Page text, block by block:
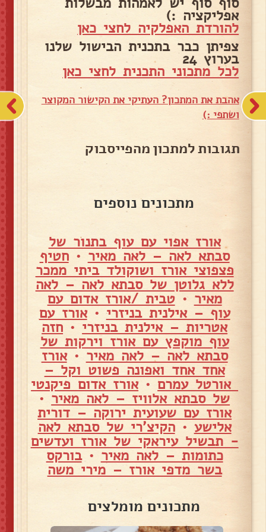
אפליקציה :)
להורדת האפלקיה לחצי כאן
צפיתן כבר בתכנית הבישול שלנו
בערוץ 24
לכל מתכוני התכנית לחצי כאן
אהבת את המתכון? העתיקי את הקישור המקוצר
ושתפי :)
תגובות למתכון מהפייסבוק
מתכונים נוספים
אורז אפוי עם עוף בתנור של
סבתא לאה – לאה מאיר •חטיף
פצפוצי אורז ושוקולד ביתי ממכר
ללא גלוטן של סבתא לאה – לאה
מאיר •טבית /אורז אדום עם
עוף – אילנית בניזרי •אורז עם
אטריות – אילנית בניזרי • חזה
עוף מוקפץ עם אורז וירקות של
סבתא לאה – לאה מאיר •אורז
אחד אחד ואפונה פשוט וקל –
אורטל עמרם •אורז אדום פיקנטי
של סבתא אלוויז – לאה מאיר •
אורז עם שעועית ירוקה – דורית
אלישע •הקיצ'רי של סבתא לאה
- תבשיל עיראקי של אורז ועדשים
כתומות – לאה מאיר •בורקס
בשר מדפי אורז – מירי משה
מתכונים מומלצים